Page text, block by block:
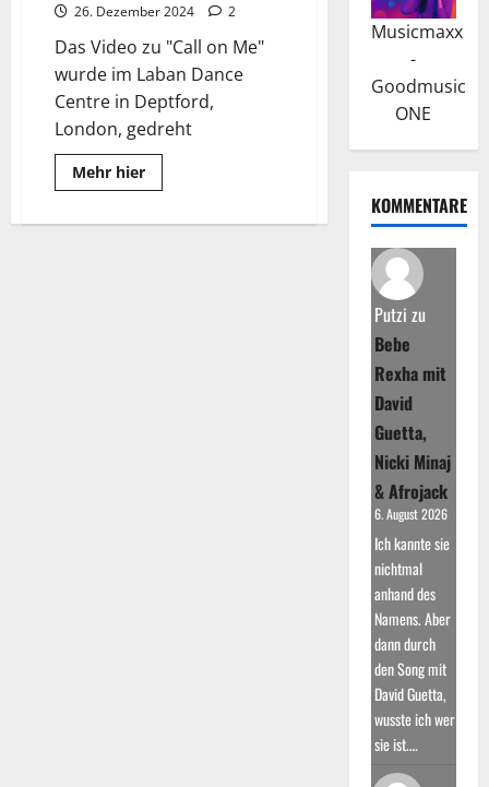
26. Dezember 2024 2
Das Video zu "Call on Me"
wurde im Laban Dance
Centre in Deptford,
London, gedreht
Mehr hierRead
more
Prydz:
Musicmaxx
-
Goodmusic
ONE
KOMMENTARE
Putzi zu
Bebe
Rexha mit
David
Guetta,
Nicki Minaj
& Afrojack
6. August 2026
Ich kannte sie
nichtmal
anhand des
Namens. Aber
dann durch
den Song mit
David Guetta,
wusste ich wer
sie ist.…